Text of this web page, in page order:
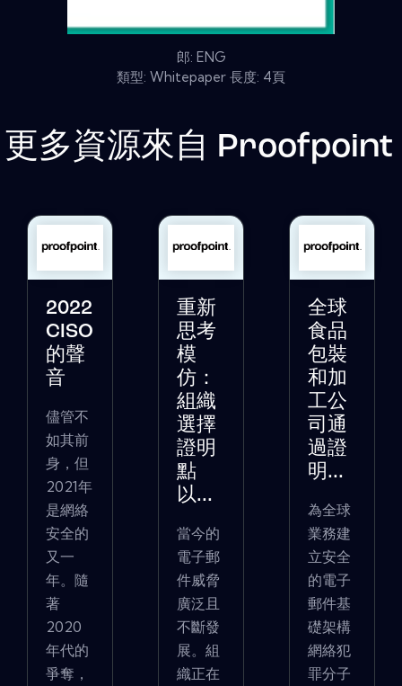
郎: ENG
類型: Whitepaper 長度: 4頁
更多資源來自 Proofpoint
2022
CISO
的聲
音
儘管不
如其前
身，但
2021年
是網絡
安全的
又一
年。隨
著
2020
年代的
爭奪，
重新
思考
模
仿：
組織
選擇
證明
點
以...
當今的
電子郵
件威脅
廣泛且
不斷發
展。組
織正在
全球
食品
包裝
和加
工公
司通
過證
明...
為全球
業務建
立安全
的電子
郵件基
礎架構
網絡犯
罪分子